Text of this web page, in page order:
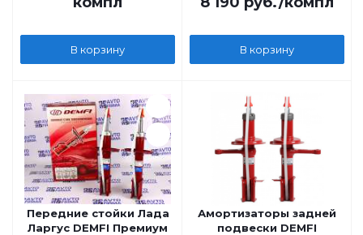
В корзину В корзину
Передние стойки Лада
Ларгус DEMFI Премиум
Амортизаторы задней
подвески DEMFI